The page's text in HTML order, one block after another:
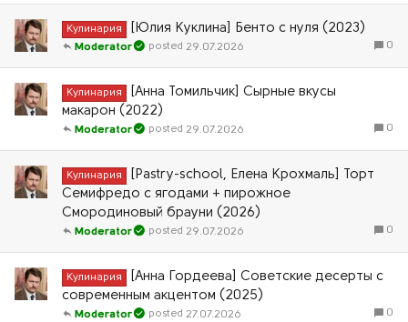
Кулинария [Юлия Куклина] Бенто с нуля (2023)
0
29.07.2026
Moderator
Кулинария
[Анна Томильчик] Сырные вкусы
макарон (2022)
0
29.07.2026
Moderator
Кулинария
[Pastry-school, Елена Крохмаль] Торт
Семифредо с ягодами + пирожное
Смородиновый брауни (2026)
0
29.07.2026
Moderator
Кулинария
[Анна Гордеева] Советские десерты с
современным акцентом (2025)
0
27.07.2026
Moderator